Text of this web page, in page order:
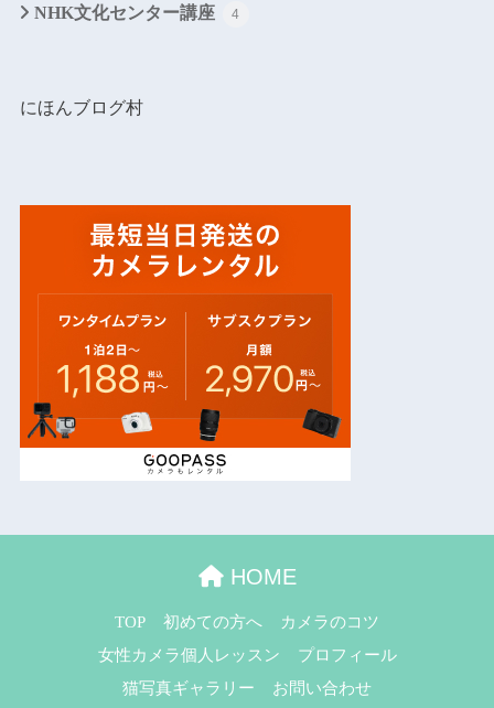
NHK文化センター講座 4
にほんブログ村
HOME
TOP 初めての方へ
カメラのコツ
女性カメラ個人レッスン
プロフィール
猫写真ギャラリー
お問い合わせ